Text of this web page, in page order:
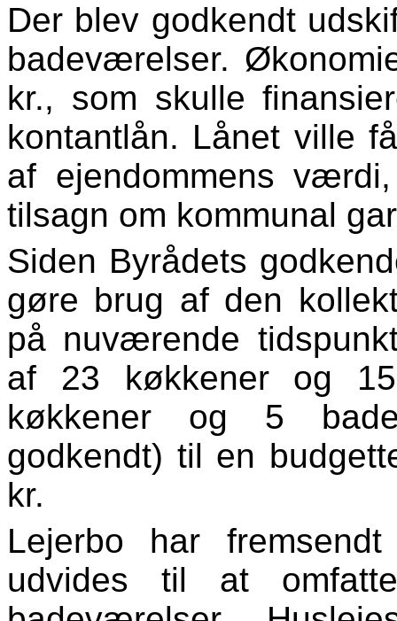
Der blev godkendt
badeværelser.
kr., som skulle
kontantlån. Lånet ville
af ejendommens
tilsagn om kommunal
Siden Byrådets
gøre brug af den
på nuværende
af 23 køkkener og
køkkener og 5
godkendt) til en
kr.
Lejerbo har
udvides til at